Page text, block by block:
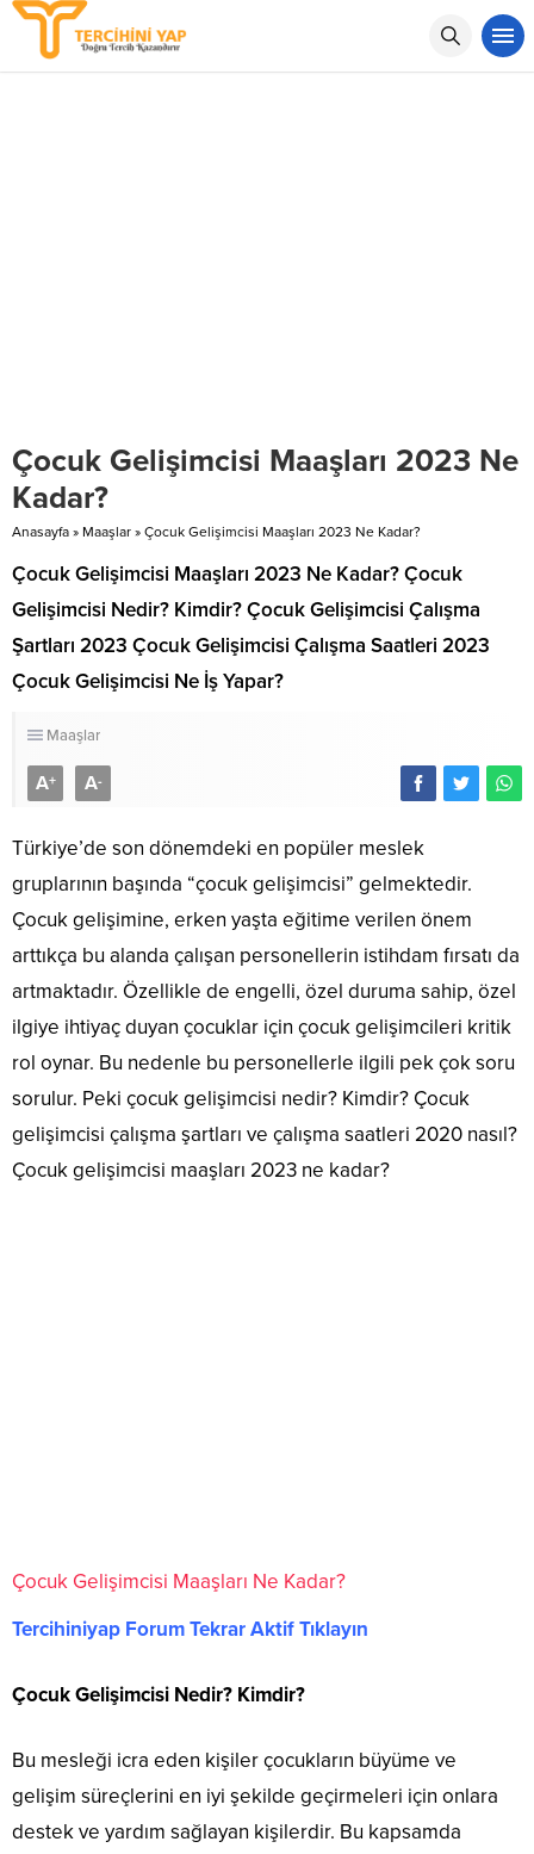
Çocuk Gelişimcisi Maaşları 2023 Ne
Kadar?
Anasayfa » Maaşlar » Çocuk Gelişimcisi Maaşları 2023 Ne Kadar?
Çocuk Gelişimcisi Maaşları 2023 Ne Kadar? Çocuk
Gelişimcisi Nedir? Kimdir? Çocuk Gelişimcisi Çalışma
Şartları 2023 Çocuk Gelişimcisi Çalışma Saatleri 2023
Çocuk Gelişimcisi Ne İş Yapar?
Maaşlar
A+ A-
Türkiye’de son dönemdeki en popüler meslek
gruplarının başında “çocuk gelişimcisi” gelmektedir.
Çocuk gelişimine, erken yaşta eğitime verilen önem
arttıkça bu alanda çalışan personellerin istihdam fırsatı da
artmaktadır. Özellikle de engelli, özel duruma sahip, özel
ilgiye ihtiyaç duyan çocuklar için çocuk gelişimcileri kritik
rol oynar. Bu nedenle bu personellerle ilgili pek çok soru
sorulur. Peki çocuk gelişimcisi nedir? Kimdir? Çocuk
gelişimcisi çalışma şartları ve çalışma saatleri 2020 nasıl?
Çocuk gelişimcisi maaşları 2023 ne kadar?
Çocuk Gelişimcisi Maaşları Ne Kadar?
Tercihiniyap Forum Tekrar Aktif Tıklayın
Çocuk Gelişimcisi Nedir? Kimdir?
Bu mesleği icra eden kişiler çocukların büyüme ve
gelişim süreçlerini en iyi şekilde geçirmeleri için onlara
destek ve yardım sağlayan kişilerdir. Bu kapsamda